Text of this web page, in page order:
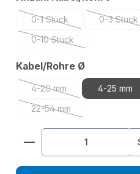
0-1 Stück
(Diese Option ist zurzeit
0-3 Stück
0-10 Stück
(Diese Option ist
Kabel/Rohre Øauswählen
4-20 mm
(Diese Option ist zurzeit
4-25 mm
22-54 mm
(Diese Option ist zurzeit
Produkt Anzahl: Gib